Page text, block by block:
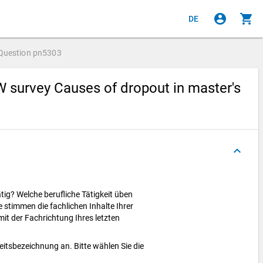
DE account_circle shopping_cart
pn5303
survey Causes of dropout in master's
keyboard_arrow_up
Welche berufliche Tätigkeit üben
stimmen die fachlichen Inhalte Ihrer
der Fachrichtung Ihres letzten
an. Bitte wählen Sie die